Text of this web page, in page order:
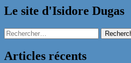
Le site d'Isidore Dugas
Rechercher :
Articles récents